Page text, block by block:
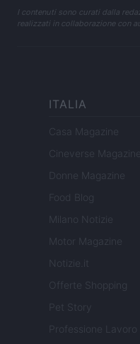
I contenuti sono curati dalla
realizzati in collaborazione con
ITALIA
Casa Magazine
Cineverse Magazine
Donne Magazine
Food Blog
Milano Notizie
Motor Magazine
Notizie.it
Offerte Shopping
Pet Story
Professione Lavoro